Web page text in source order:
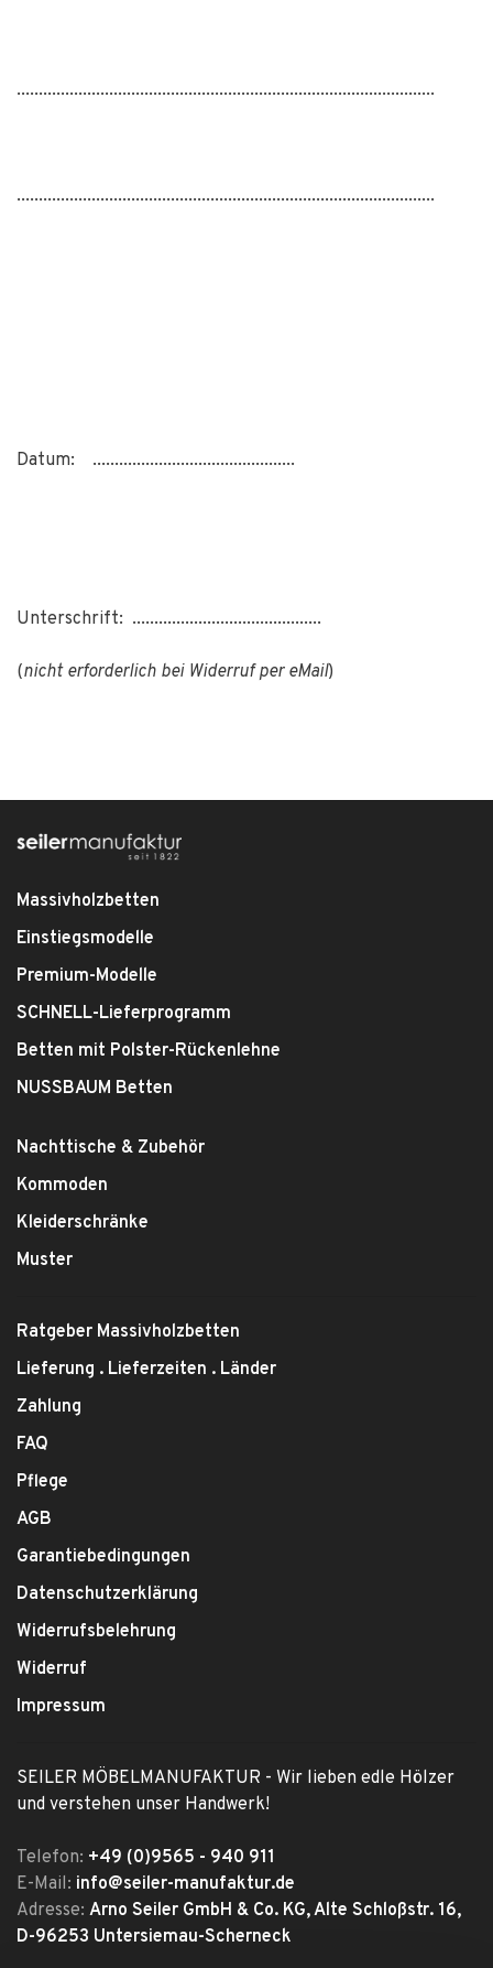
...............................................................................................
...............................................................................................
Datum: ..............................................
Unterschrift: ...........................................
(nicht erforderlich bei Widerruf per eMail)
Massivholzbetten
Einstiegsmodelle
Premium-Modelle
SCHNELL-Lieferprogramm
Betten mit Polster-Rückenlehne
NUSSBAUM Betten
Nachttische & Zubehör
Kommoden
Kleiderschränke
Muster
Ratgeber Massivholzbetten
Lieferung . Lieferzeiten . Länder
Zahlung
FAQ
Pflege
AGB
Garantiebedingungen
Datenschutzerklärung
Widerrufsbelehrung
Widerruf
Impressum
SEILER MÖBELMANUFAKTUR - Wir lieben edle Hölzer
und verstehen unser Handwerk!
Telefon: +49 (0)9565 - 940 911
E-Mail: info@seiler-manufaktur.de
Adresse: Arno Seiler GmbH & Co. KG, Alte Schloßstr. 16,
D-96253 Untersiemau-Scherneck